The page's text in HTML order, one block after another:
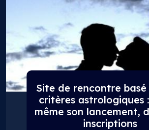
Site de rencontre basé
critères astrologiques
même son lancement,
inscriptions